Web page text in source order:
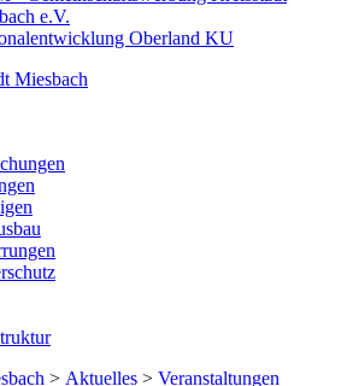
e.V.
Oberland KU
> Aktuelles > Veranstaltungen